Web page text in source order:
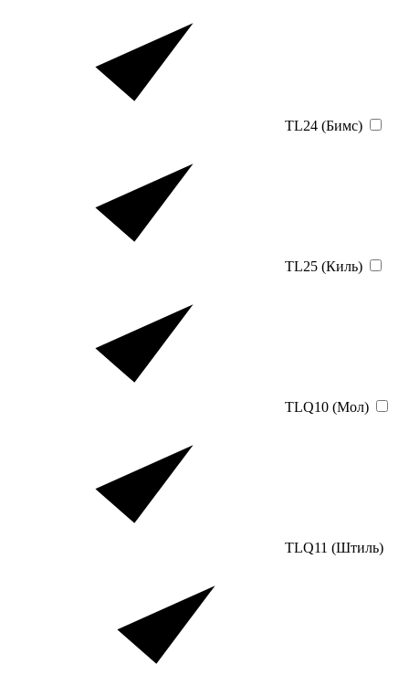
TL24 (Бимс)
TL25 (Киль)
TLQ10 (Мол)
TLQ11 (Штиль)